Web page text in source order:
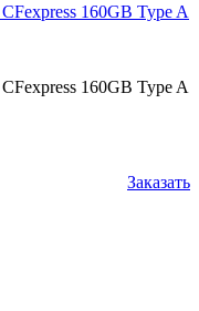
160GB Type A
160GB Type A
Заказать